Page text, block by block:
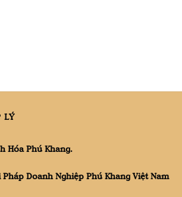
LÝ
Hóa Phú Khang.
Pháp Doanh Nghiệp Phú Khang Việt Nam